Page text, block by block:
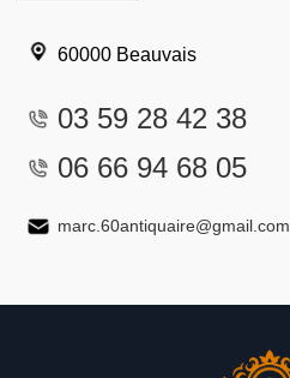
60000 Beauvais
03 59 28 42 38
06 66 94 68 05
marc.60antiquaire@gmail.com